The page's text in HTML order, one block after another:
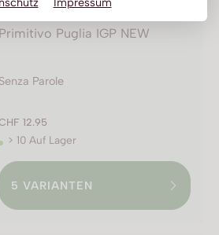
Primitivo Puglia IGP NEW
Senza Parole
12.95
> 10 Auf Lager
5 VARIANTEN